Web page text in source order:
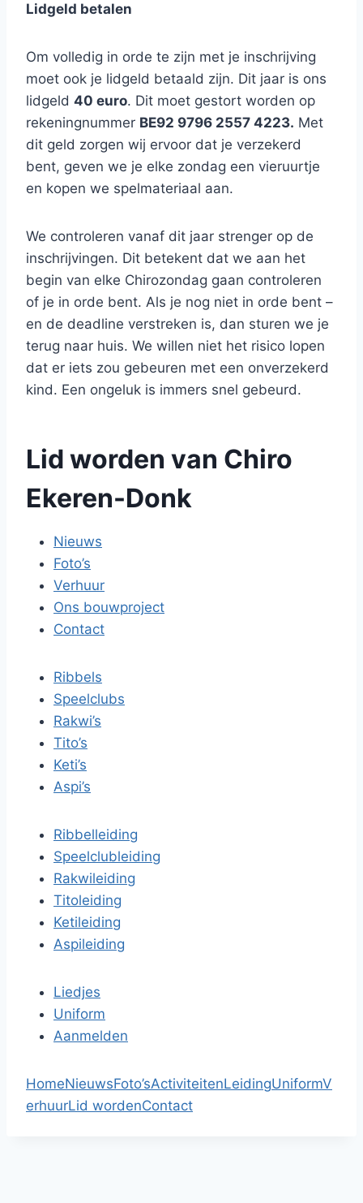
Lidgeld betalen
Om volledig in orde te zijn met je inschrijving
moet ook je lidgeld betaald zijn. Dit jaar is ons
lidgeld 40 euro. Dit moet gestort worden op
rekeningnummer BE92 9796 2557 4223. Met
dit geld zorgen wij ervoor dat je verzekerd
bent, geven we je elke zondag een vieruurtje
en kopen we spelmateriaal aan.
We controleren vanaf dit jaar strenger op de
inschrijvingen. Dit betekent dat we aan het
begin van elke Chirozondag gaan controleren
of je in orde bent. Als je nog niet in orde bent –
en de deadline verstreken is, dan sturen we je
terug naar huis. We willen niet het risico lopen
dat er iets zou gebeuren met een onverzekerd
kind. Een ongeluk is immers snel gebeurd.
Lid worden van Chiro
Ekeren-Donk
Nieuws
Foto’s
Verhuur
Ons bouwproject
Contact
Ribbels
Speelclubs
Rakwi’s
Tito’s
Keti’s
Aspi’s
Ribbelleiding
Speelclubleiding
Rakwileiding
Titoleiding
Ketileiding
Aspileiding
Liedjes
Uniform
Aanmelden
HomeNieuwsFoto’sActiviteitenLeidingUniformV
erhuurLid wordenContact